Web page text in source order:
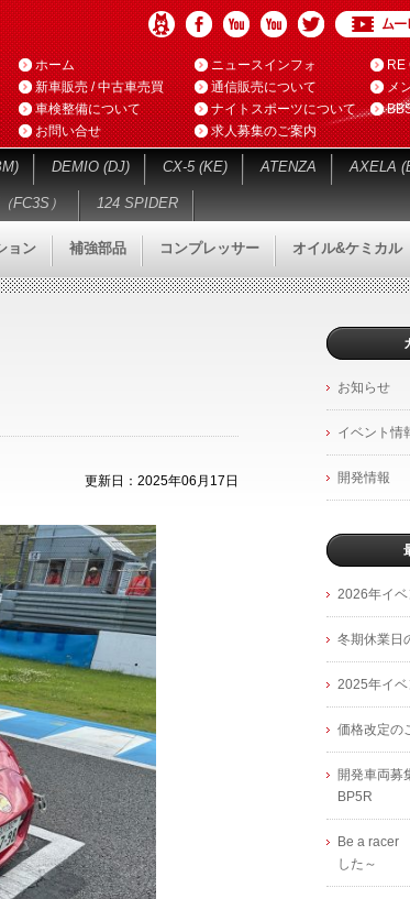
ホーム ニュースインフォ
RE
新車販売 / 中古車売買
通信販売について
メ
車検整備について
ナイトスポーツについて
お問い合せ
求人募集のご案内
DEMIO (DJ) CX-5 (KE) ATENZA AXELA
FC3S） 124 SPIDER
ョン 補強部品 コンプレッサー オイル&ケミカル
更新日：2025年06月17日
お知らせ
イベント情
開発情報
2026年イ
冬期休業日
2025年イ
価格改定の
開発車両
BP5R
Be a racer
した～